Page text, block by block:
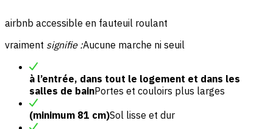
airbnb accessible en fauteuil roulant
vraiment signifie :Aucune marche ni seuil
à l’entrée, dans tout le logement et dans les
salles de bainPortes et couloirs plus larges
(minimum 81 cm)Sol lisse et dur